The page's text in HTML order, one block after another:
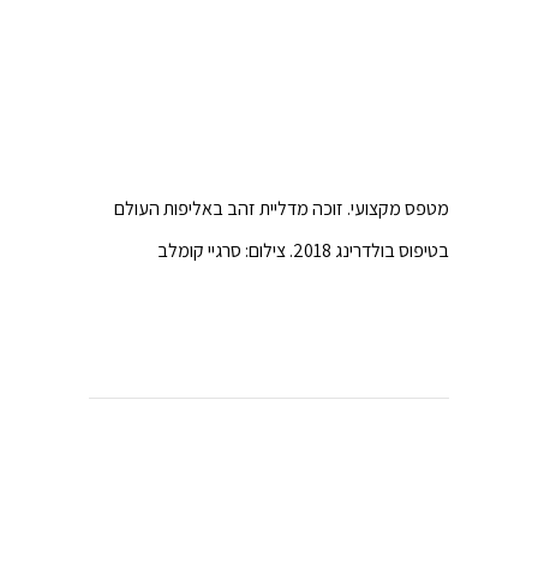
מטפס מקצועי. זוכה מדליית זהב באליפות העולם
בטיפוס בולדרינג 2018. צילום: סרגיי קומלב